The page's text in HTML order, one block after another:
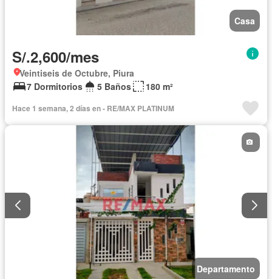
Casa
S/.2,600/mes
Veintiseis de Octubre, Piura
7 Dormitorios
5 Baños 180 m²
Hace 1 semana, 2 días en - RE/MAX PLATINUM
Departamento